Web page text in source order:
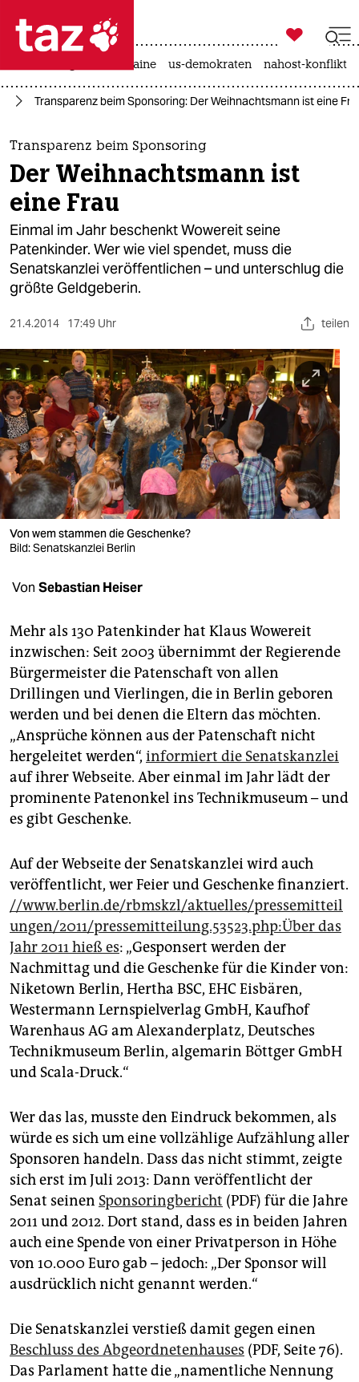
 taz zahl ich
taz zahl ich
themen
politik
öko
gesellschaft
kultur
sport
berlin
nord
wahrheit
verlag
verlag
veranstaltungen
fragen & hilfe
unterstützen
abo
genossenschaft
epaper login

taz zahl ich
krieg in der ukraine us-demokraten nahost-konflikt
Transparenz beim Sponsoring: Der Weihnachtsmann ist eine
Transparenz beim Sponsoring
Der Weihnachtsmann ist
eine Frau
Einmal im Jahr beschenkt Wowereit seine
Patenkinder. Wer wie viel spendet, muss die
Senatskanzlei veröffentlichen – und unterschlug die
größte Geldgeberin.
21.4.2014 17:49 Uhr teilen
Von wem stammen die Geschenke?
Bild: Senatskanzlei Berlin
Von Sebastian Heiser
Mehr als 130 Patenkinder hat Klaus Wowereit
inzwischen: Seit 2003 übernimmt der Regierende
Bürgermeister die Patenschaft von allen
Drillingen und Vierlingen, die in Berlin geboren
werden und bei denen die Eltern das möchten.
„Ansprüche können aus der Patenschaft nicht
hergeleitet werden“, informiert die Senatskanzlei
auf ihrer Webseite. Aber einmal im Jahr lädt der
prominente Patenonkel ins Technikmuseum – und
es gibt Geschenke.
Auf der Webseite der Senatskanzlei wird auch
veröffentlicht, wer Feier und Geschenke finanziert.
//www.berlin.de/rbmskzl/aktuelles/pressemitteil
ungen/2011/pressemitteilung.53523.php:Über das
Jahr 2011 hieß es: „Gesponsert werden der
Nachmittag und die Geschenke für die Kinder von:
Niketown Berlin, Hertha BSC, EHC Eisbären,
Westermann Lernspielverlag GmbH, Kaufhof
Warenhaus AG am Alexanderplatz, Deutsches
Technikmuseum Berlin, algemarin Böttger GmbH
und Scala-Druck.“
Wer das las, musste den Eindruck bekommen, als
würde es sich um eine vollzählige Aufzählung aller
Sponsoren handeln. Dass das nicht stimmt, zeigte
sich erst im Juli 2013: Dann veröffentlicht der
Senat seinen Sponsoringbericht (PDF) für die Jahre
2011 und 2012. Dort stand, dass es in beiden Jahren
auch eine Spende von einer Privatperson in Höhe
von 10.000 Euro gab – jedoch: „Der Sponsor will
ausdrücklich nicht genannt werden.“
Die Senatskanzlei verstieß damit gegen einen
Beschluss des Abgeordnetenhauses (PDF, Seite 76).
Das Parlament hatte die „namentliche Nennung